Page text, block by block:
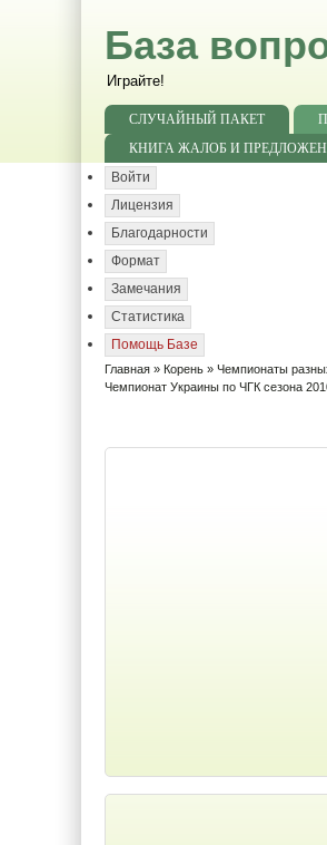
База
Играйте!
СЛУЧАЙНЫЙ ПАКЕТ
КНИГА ЖАЛОБ И
Войти
Лицензия
Благодарности
Формат
Замечания
Статистика
Помощь Базе
Главная » Корень » Чемпионаты
Чемпионат Украины по ЧГК сезона